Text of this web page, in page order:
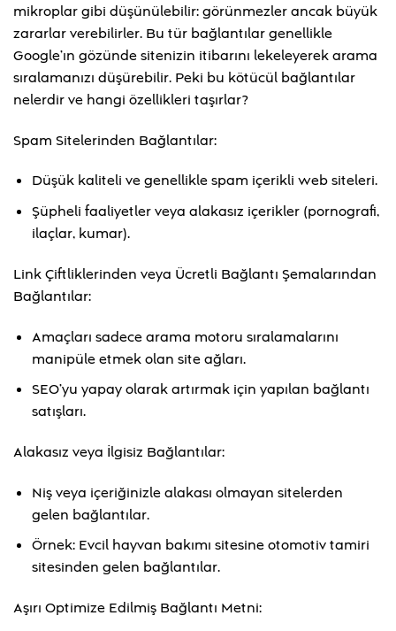
mikroplar gibi düşünülebilir: görünmezler ancak büyük
zararlar verebilirler. Bu tür bağlantılar genellikle
Google’ın gözünde sitenizin itibarını lekeleyerek arama
sıralamanızı düşürebilir. Peki bu kötücül bağlantılar
nelerdir ve hangi özellikleri taşırlar?
Spam Sitelerinden Bağlantılar:
Düşük kaliteli ve genellikle spam içerikli web siteleri.
Şüpheli faaliyetler veya alakasız içerikler (pornografi,
ilaçlar, kumar).
Link Çiftliklerinden veya Ücretli Bağlantı Şemalarından
Bağlantılar:
Amaçları sadece arama motoru sıralamalarını
manipüle etmek olan site ağları.
SEO’yu yapay olarak artırmak için yapılan bağlantı
satışları.
Alakasız veya İlgisiz Bağlantılar:
Niş veya içeriğinizle alakası olmayan sitelerden
gelen bağlantılar.
Örnek: Evcil hayvan bakımı sitesine otomotiv tamiri
sitesinden gelen bağlantılar.
Aşırı Optimize Edilmiş Bağlantı Metni: